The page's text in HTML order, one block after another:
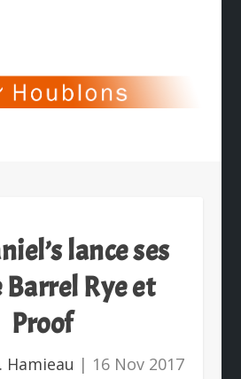
lance ses
Rye et
Proof
Hamieau | 16 Nov 2017